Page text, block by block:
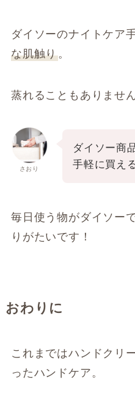
ダイソーのナイトケア
な肌触り。
蒸れることもありませ
さおり
ダイソー商
手軽に買え
毎日使う物がダイソー
りがたいです！
おわりに
これまではハンドクリ
ったハンドケア。